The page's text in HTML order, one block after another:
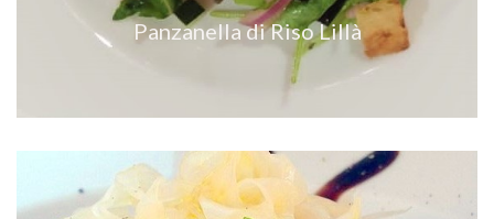
Panzanella di Riso Lillà